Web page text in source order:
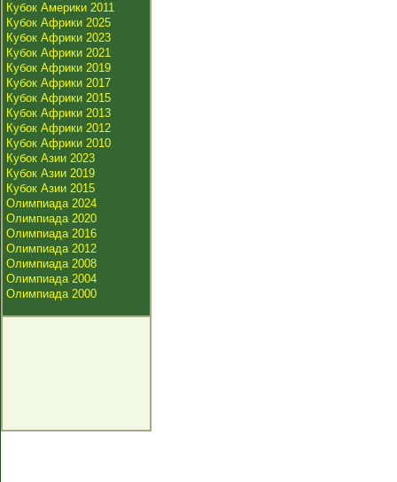
Кубок Америки 2011
Кубок Африки 2025
Кубок Африки 2023
Кубок Африки 2021
Кубок Африки 2019
Кубок Африки 2017
Кубок Африки 2015
Кубок Африки 2013
Кубок Африки 2012
Кубок Африки 2010
Кубок Азии 2023
Кубок Азии 2019
Кубок Азии 2015
Олимпиада 2024
Олимпиада 2020
Олимпиада 2016
Олимпиада 2012
Олимпиада 2008
Олимпиада 2004
Олимпиада 2000